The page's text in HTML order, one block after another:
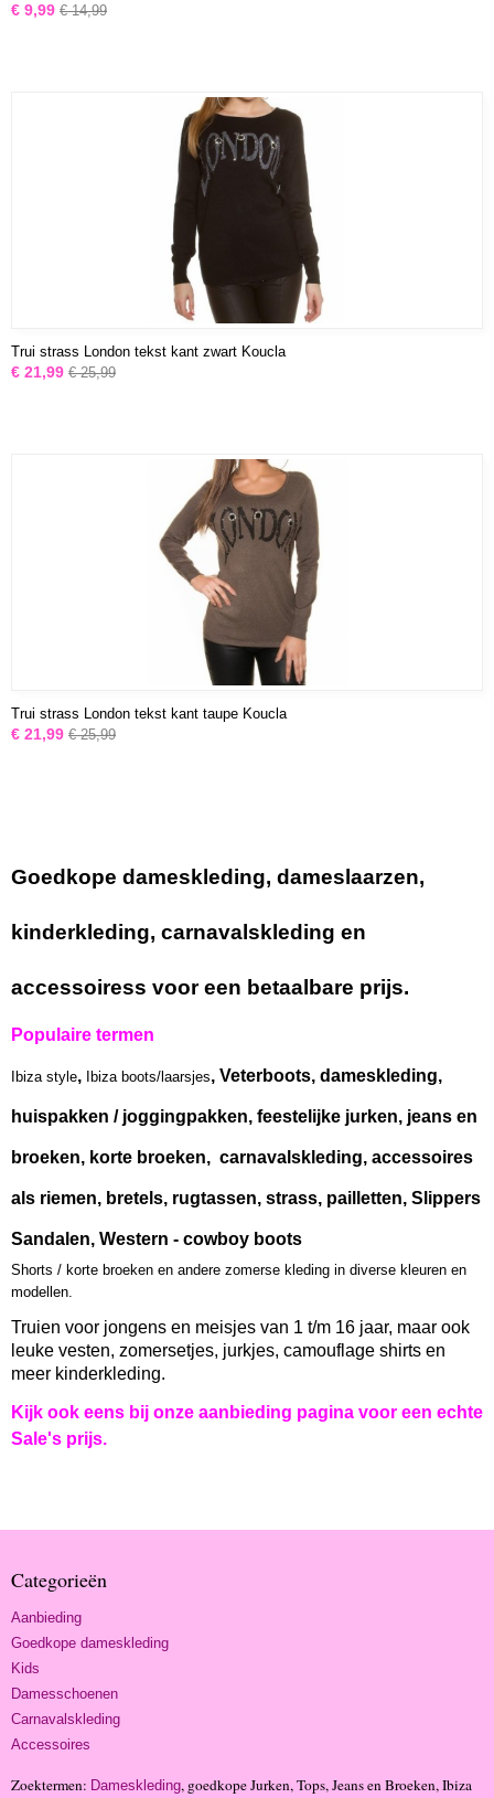
€ 9,99 € 14,99
Trui strass London tekst kant zwart Koucla
€ 21,99 € 25,99
Trui strass London tekst kant taupe Koucla
€ 21,99 € 25,99
Goedkope dameskleding, dameslaarzen,
kinderkleding, carnavalskleding en
accessoiress voor een betaalbare prijs.
Populaire termen
Ibiza style, Ibiza boots/laarsjes, Veterboots, dameskleding,
huispakken / joggingpakken, feestelijke jurken, jeans en
broeken, korte broeken, carnavalskleding, accessoires
als riemen, bretels, rugtassen, strass, pailletten, Slippers
Sandalen, Western - cowboy boots
Shorts / korte broeken en andere zomerse kleding in diverse kleuren en
modellen.
Truien voor jongens en meisjes van 1 t/m 16 jaar, maar ook
leuke vesten, zomersetjes, jurkjes, camouflage shirts en
meer kinderkleding.
Kijk ook eens bij onze aanbieding pagina voor een echte
Sale's prijs.
Categorieën
Aanbieding
Goedkope dameskleding
Kids
Damesschoenen
Carnavalskleding
Accessoires
Zoektermen: Dameskleding, goedkope Jurken, Tops, Jeans en Broeken, Ibiza